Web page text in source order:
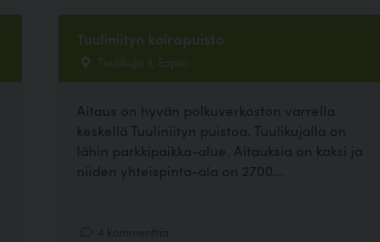
Tuuliniityn koirapuisto
Tuulikuja 3, Espoo
Aitaus on hyvän polkuverkoston varrella
keskellä Tuuliniityn puistoa. Tuulikujalla on
lähin parkkipaikka-alue. Aitauksia on kaksi ja
niiden yhteispinta-ala on 2700...